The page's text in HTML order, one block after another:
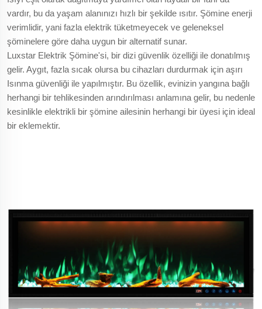
vardır, bu da yaşam alanınızı hızlı bir şekilde ısıtır. Şömine enerji
verimlidir, yani fazla elektrik tüketmeyecek ve geleneksel
şöminelere göre daha uygun bir alternatif sunar.
Luxstar Elektrik Şömine'si, bir dizi güvenlik özelliği ile donatılmış
gelir. Aygıt, fazla sıcak olursa bu cihazları durdurmak için aşırı
Isınma güvenliği ile yapılmıştır. Bu özellik, evinizin yangına bağlı
herhangi bir tehlikesinden arındırılması anlamına gelir, bu nedenle
kesinlikle elektrikli bir şömine ailesinin herhangi bir üyesi için ideal
bir eklemektir.